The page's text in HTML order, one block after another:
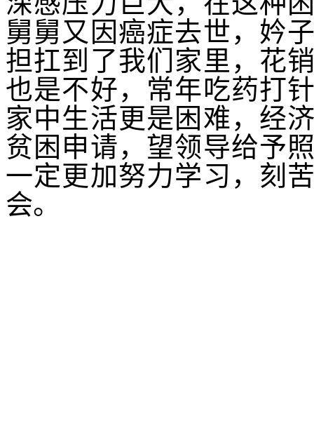
舅舅又因癌症去世，妗
担扛到了我们家里，花
也是不好，常年吃药打
家中生活更是困难，经
贫困申请，望领导给予
一定更加努力学习，刻
会。